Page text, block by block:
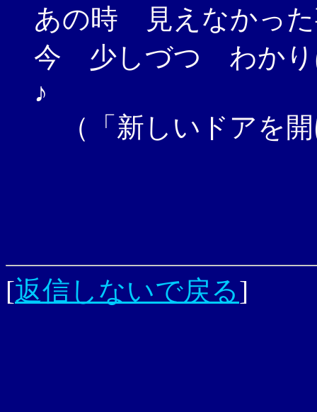
あの時 見えなかっ
今 少しづつ わかり
♪
（「新しいドアを
[返信しないで戻る]